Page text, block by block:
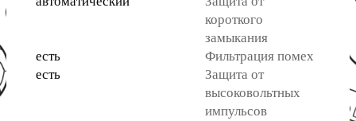
короткого
замыкания
есть
Фильтрация помех
есть
Защита от
высоковольтных
импульсов